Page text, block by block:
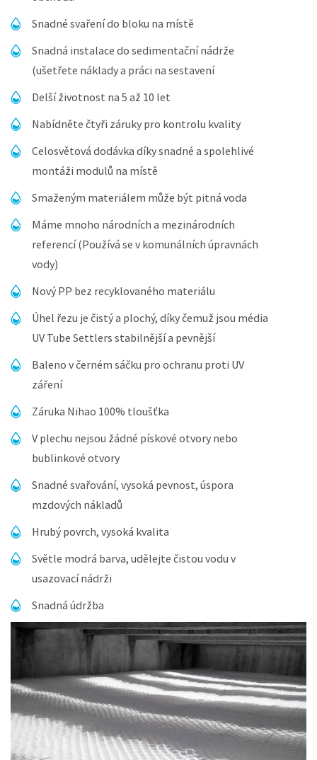
Snadné svaření do bloku na místě
Snadná instalace do sedimentační nádrže
(ušetřete náklady a práci na sestavení
Delší životnost na 5 až 10 let
Nabídněte čtyři záruky pro kontrolu kvality
Celosvětová dodávka díky snadné a spolehlivé
montáži modulů na místě
Smaženým materiálem může být pitná voda
Máme mnoho národních a mezinárodních
referencí (Používá se v komunálních úpravnách
vody)
Nový PP bez recyklovaného materiálu
Úhel řezu je čistý a plochý, díky čemuž jsou média
UV Tube Settlers stabilnější a pevnější
Baleno v černém sáčku pro ochranu proti UV
záření
Záruka Nihao 100% tloušťka
V plechu nejsou žádné pískové otvory nebo
bublinkové otvory
Snadné svařování, vysoká pevnost, úspora
mzdových nákladů
Hrubý povrch, vysoká kvalita
Světle modrá barva, udělejte čistou vodu v
usazovací nádrži
Snadná údržba